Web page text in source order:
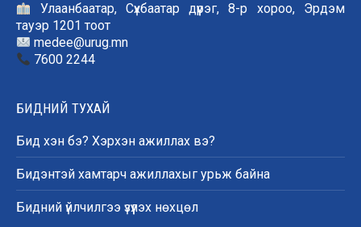
Улаанбаатар, Сүхбаатар дүүрэг, 8-р хороо, Эрдэм
тауэр 1201 тоот
medee@urug.mn
7600 2244
БИДНИЙ ТУХАЙ
Бид хэн бэ? Хэрхэн ажиллах вэ?
Бидэнтэй хамтарч ажиллахыг урьж байна
Бидний үйлчилгээ үзүүлэх нөхцөл